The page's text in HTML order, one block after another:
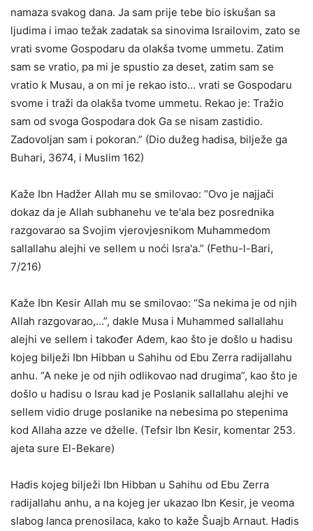
namaza svakog dana. Ja sam prije tebe bio iskušan sa
ljudima i imao težak zadatak sa sinovima Israilovim, zato se
vrati svome Gospodaru da olakša tvome ummetu. Zatim
sam se vratio, pa mi je spustio za deset, zatim sam se
vratio k Musau, a on mi je rekao isto… vrati se Gospodaru
svome i traži da olakša tvome ummetu. Rekao je: Tražio
sam od svoga Gospodara dok Ga se nisam zastidio.
Zadovoljan sam i pokoran.” (Dio dužeg hadisa, bilježe ga
Buhari, 3674, i Muslim 162)
Kaže Ibn Hadžer Allah mu se smilovao: “Ovo je najjači
dokaz da je Allah subhanehu ve te'ala bez posrednika
razgovarao sa Svojim vjerovjesnikom Muhammedom
sallallahu alejhi ve sellem u noći Isra'a.” (Fethu-l-Bari,
7/216)
Kaže Ibn Kesir Allah mu se smilovao: “Sa nekima je od njih
Allah razgovarao,…”, dakle Musa i Muhammed sallallahu
alejhi ve sellem i također Adem, kao što je došlo u hadisu
kojeg bilježi Ibn Hibban u Sahihu od Ebu Zerra radijallahu
anhu. “A neke je od njih odlikovao nad drugima”, kao što je
došlo u hadisu o Israu kad je Poslanik sallallahu alejhi ve
sellem vidio druge poslanike na nebesima po stepenima
kod Allaha azze ve dželle. (Tefsir Ibn Kesir, komentar 253.
ajeta sure El-Bekare)
Hadis kojeg bilježi Ibn Hibban u Sahihu od Ebu Zerra
radijallahu anhu, a na kojeg jer ukazao Ibn Kesir, je veoma
slabog lanca prenosilaca, kako to kaže Šuajb Arnaut. Hadis